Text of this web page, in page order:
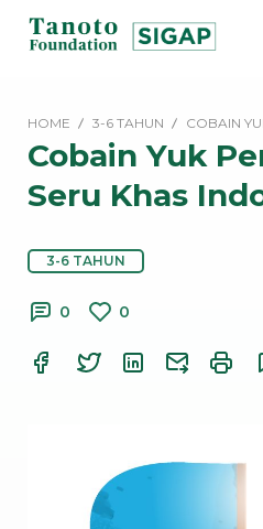
SIGAP
Foundation
HOME 3-6 TAHUN COBAIN
Cobain Yuk
Seru Khas
3-6 TAHUN
0 0